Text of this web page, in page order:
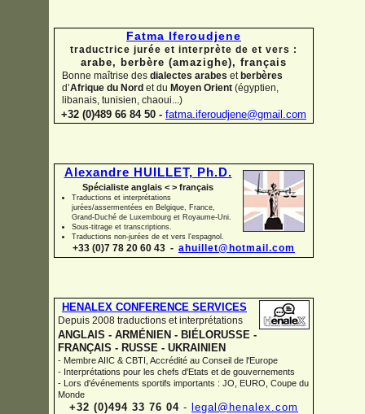
Fatma Iferoudjene
traductrice jurée et interprète de et vers :
arabe, berbère (amazighe), français
Bonne maîtrise des dialectes arabes et berbères
d’Afrique du Nord et du Moyen Orient (égyptien,
libanais, tunisien, chaoui...)
+32 (0)489 66 84 50 - fatma.iferoudjene@gmail.com
Alexandre HUILLET, Ph.D.
Spécialiste anglais < > français
Traductions et interprétations
jurées/assermentées en Belgique, France,
Grand-Duché de Luxembourg et Royaume-Uni.
Sous-titrage et transcriptions.
Traductions non-jurées de et vers l'espagnol.
+33 (0)7 78 20 60 43 - ahuillet@hotmail.com
HENALEX CONFERENCE SERVICES
Depuis 2008 traductions et interprétations
ANGLAIS - ARMÉNIEN - BIÉLORUSSE -
FRANÇAIS - RUSSE - UKRAINIEN
- Membre AIIC & CBTI, Accrédité au Conseil de l'Europe
- Interprétations pour les chefs d'Etats et de gouvernements
- Lors d'événements sportifs importants : JO, EURO, Coupe du
Monde
+32 (0)494 33 76 04 - legal@henalex.com